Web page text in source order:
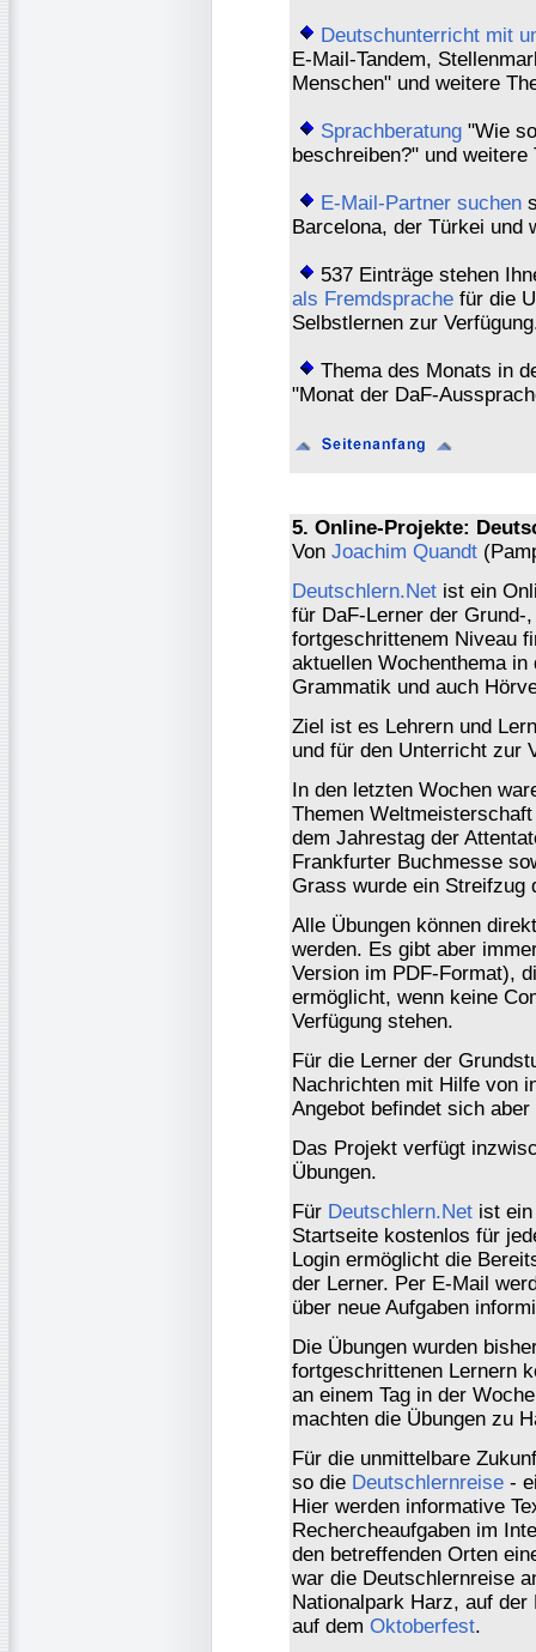
Deutschunterricht mit
E-Mail-Tandem,
Menschen" und weitere
Sprachberatung "Wie
beschreiben?" und weitere
E-Mail-Partner suchen
Barcelona, der Türkei und
537 Einträge stehen
als Fremdsprache für die
Selbstlernen zur
Thema des Monats in
"Monat der DaF-
5. Online-Projekte:
Von Joachim Quandt
Deutschlern.Net ist ein
für DaF-Lerner der
fortgeschrittenem Niveau
aktuellen Wochenthema
Grammatik und auch
Ziel ist es Lehrern und
und für den Unterricht zur
In den letzten Wochen
Themen
dem Jahrestag der
Frankfurter Buchmesse
Grass wurde ein Streifzug
Alle Übungen können
werden. Es gibt aber
Version im PDF-Format),
ermöglicht, wenn keine
Verfügung stehen.
Für die Lerner der
Nachrichten mit Hilfe von
Angebot befindet sich
Das Projekt verfügt
Übungen.
Für Deutschlern.Net ist
Startseite kostenlos für
Login ermöglicht die
der Lerner. Per E-Mail
über neue Aufgaben
Die Übungen wurden
fortgeschrittenen Lernern
an einem Tag in der
machten die Übungen zu
Für die unmittelbare
so die Deutschlernreise -
Hier werden informative
Rechercheaufgaben im
den betreffenden Orten
war die Deutschlernreise
Nationalpark Harz, auf
auf dem Oktoberfest.